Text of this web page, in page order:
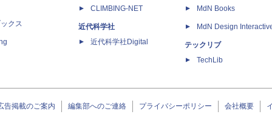
クス
CLIMBING-NET
近代科学社
近代科学社Digital
MdN Books
MdN Design
テックリブ
TechLib
告掲載のご案内 編集部へのご連絡 プライバシーポリシー 会社概要